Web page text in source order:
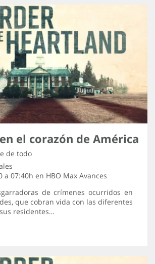
el corazón de América
de todo
a 07:40h en HBO Max Avances
de crímenes ocurridos en
que cobran vida con las diferentes
residentes…